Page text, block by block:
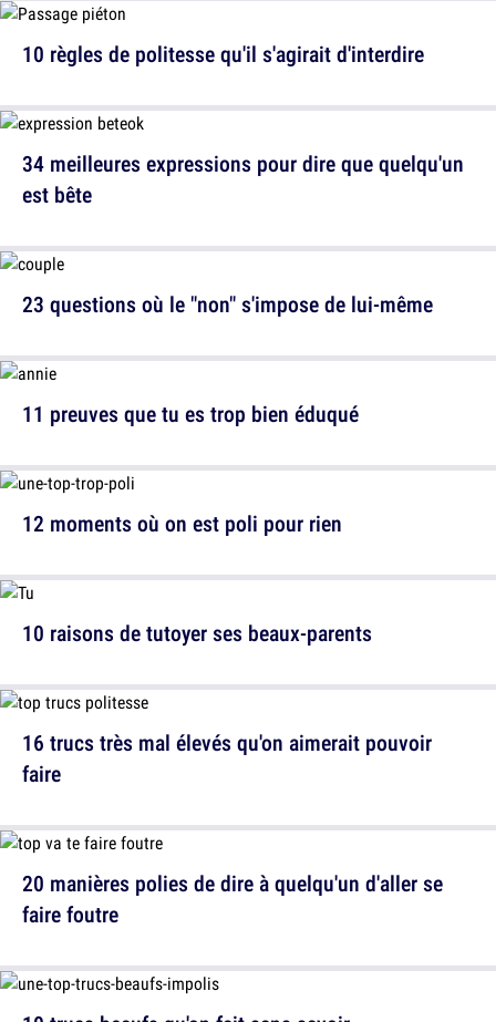
10 règles de politesse qu'il s'agirait d'interdire
23 questions où le "non" s'impose de lui-même
12 moments où on est poli pour rien
16 trucs très mal élevés qu'on aimerait pouvoir
faire
34 meilleures expressions pour dire que quelqu'un
est bête
11 preuves que tu es trop bien éduqué
10 raisons de tutoyer ses beaux-parents
20 manières polies de dire à quelqu'un d'aller se
faire foutre